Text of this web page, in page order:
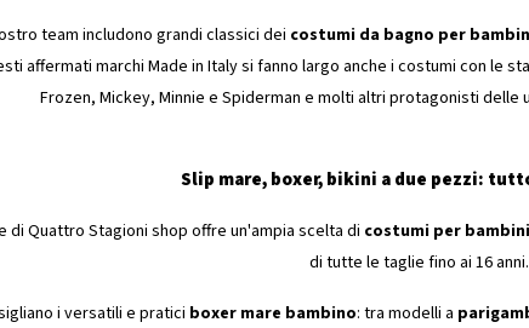
team includono grandi classici dei costumi da bagno per
affermati marchi Made in Italy si fanno largo anche i costumi con le
Frozen, Mickey, Minnie e Spiderman e molti altri protagonisti delle
Slip mare, boxer, bikini a due pezzi:
di Quattro Stagioni shop offre un'ampia scelta di costumi per
di tutte le taglie fino ai 16 anni.
i versatili e pratici boxer mare bambino: tra modelli a